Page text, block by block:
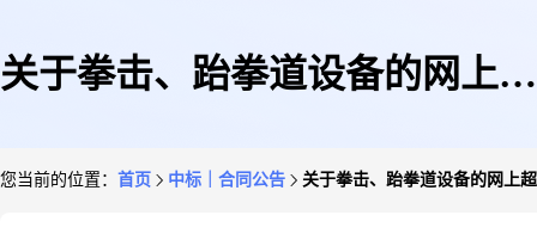
关于拳击、跆拳道设备的网上超
您当前的位置： 首页 中标｜合同公告 关于拳击、跆拳道设备的网上